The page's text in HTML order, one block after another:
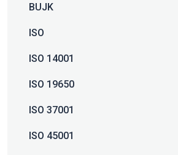
BUJK
ISO
ISO 14001
ISO 19650
ISO 37001
ISO 45001